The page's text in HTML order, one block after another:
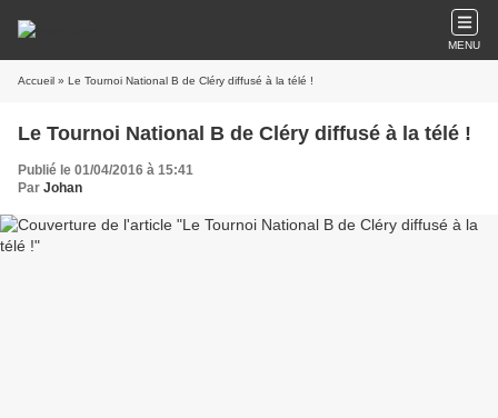
MENU
Accueil » Le Tournoi National B de Cléry diffusé à la télé !
Le Tournoi National B de Cléry diffusé à la télé !
Publié le 01/04/2016 à 15:41
Par Johan